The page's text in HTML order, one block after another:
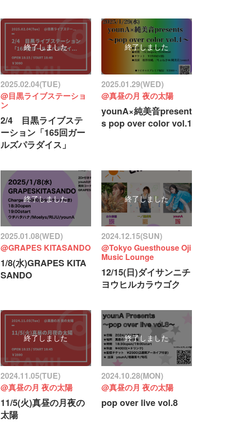
終了しました
2025.02.04(TUE)
@目黒ライブステーショ
ン
2/4 目黒ライブステ
ーション「165回ガー
ルズパラダイス」
終了しました
2025.01.29(WED)
@真昼の月 夜の太陽
younA×純美音present
s pop over color vol.1
終了しました
2025.01.08(WED)
@GRAPES KITASANDO
1/8(水)GRAPES KITA
SANDO
終了しました
2024.12.15(SUN)
@Tokyo Guesthouse Oji
Music Lounge
12/15(日)ダイサンニチ
ヨウヒルカラウゴク
終了しました
2024.11.05(TUE)
@真昼の月 夜の太陽
11/5(火)真昼の月夜の
太陽
終了しました
2024.10.28(MON)
@真昼の月 夜の太陽
pop over live vol.8